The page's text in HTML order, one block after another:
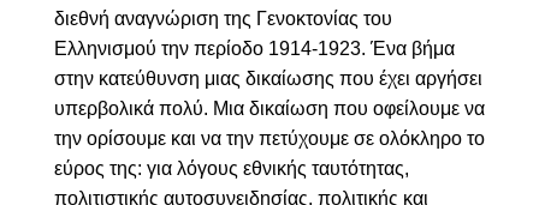
διεθνή αναγνώριση της Γενοκτονίας του
Ελληνισμού την περίοδο 1914-1923. Ένα βήμα
στην κατεύθυνση μιας δικαίωσης που έχει αργήσει
υπερβολικά πολύ. Μια δικαίωση που οφείλουμε να
την ορίσουμε και να την πετύχουμε σε ολόκληρο το
εύρος της: για λόγους εθνικής ταυτότητας,
πολιτιστικής αυτοσυνειδησίας, πολιτικής και